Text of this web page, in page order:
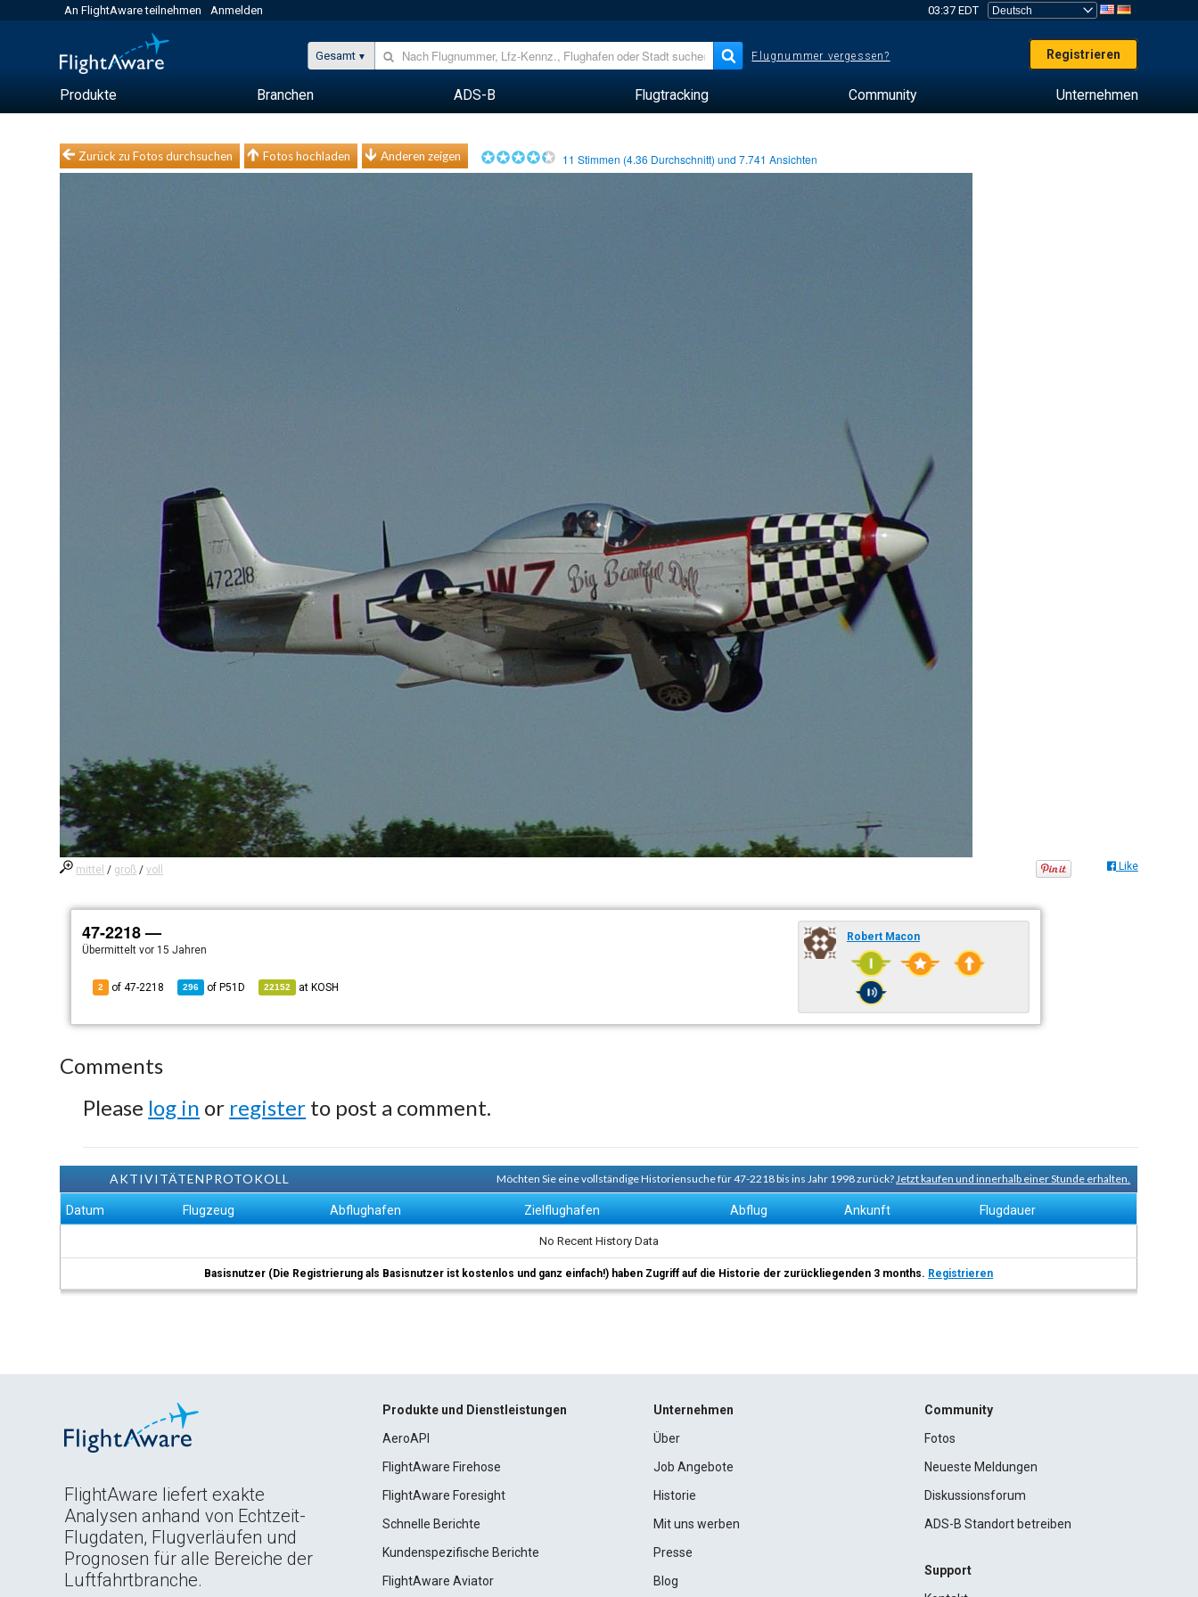
An FlightAware teilnehmen Anmelden 03:37 EDT
Gesamt Flugnummer vergessen? Registrieren
Produkte Branchen ADS-B Flugtracking Community Unternehmen
Zurück zu Fotos durchsuchen Fotos hochladen Anderen zeigen 11 Stimmen (4.36 Durchschnitt) und7.741 Ansichten
mittel / groß /voll Like
47-2218 —
Übermitteltvor 15 Jahren
2 of 47-2218 296 of P51D 22152 at KOSH
Robert Macon
Comments
Please log in or register to post a comment.
AKTIVITÄTENPROTOKOLL Möchten Sie eine vollständige Historiensuche für 47-2218 bis ins Jahr 1998 zurück?Jetzt kaufen und innerhalb einer Stunde erhalten.
Datum Flugzeug Abflughafen Zielflughafen Abflug Ankunft Flugdauer
No Recent History Data
Basisnutzer (Die Registrierung als Basisnutzer ist kostenlos und ganz einfach!) haben Zugriff auf die Historie der zurückliegenden 3 months. Registrieren
FlightAware liefert exakte
Analysen anhand von Echtzeit-
Flugdaten, Flugverläufen und
Prognosen für alle Bereiche der
Luftfahrtbranche.
Produkte und Dienstleistungen
AeroAPI
FlightAware Firehose
FlightAware Foresight
Schnelle Berichte
Kundenspezifische Berichte
FlightAware Aviator
Unternehmen
Über
Job Angebote
Historie
Mit uns werben
Presse
Blog
Community
Fotos
Neueste Meldungen
Diskussionsforum
ADS-B Standort betreiben
Support